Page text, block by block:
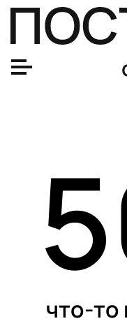
что-то
Менингит: как не